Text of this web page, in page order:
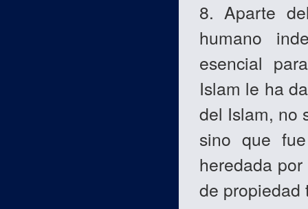
8. Aparte
humano
esencial
Islam le ha
del Islam, no
sino que
heredada
de propiedad